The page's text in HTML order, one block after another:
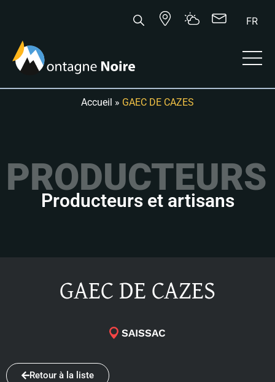
FR
Accueil » GAEC DE CAZES
Producteurs et artisans
GAEC DE CAZES
SAISSAC
Retour à la liste